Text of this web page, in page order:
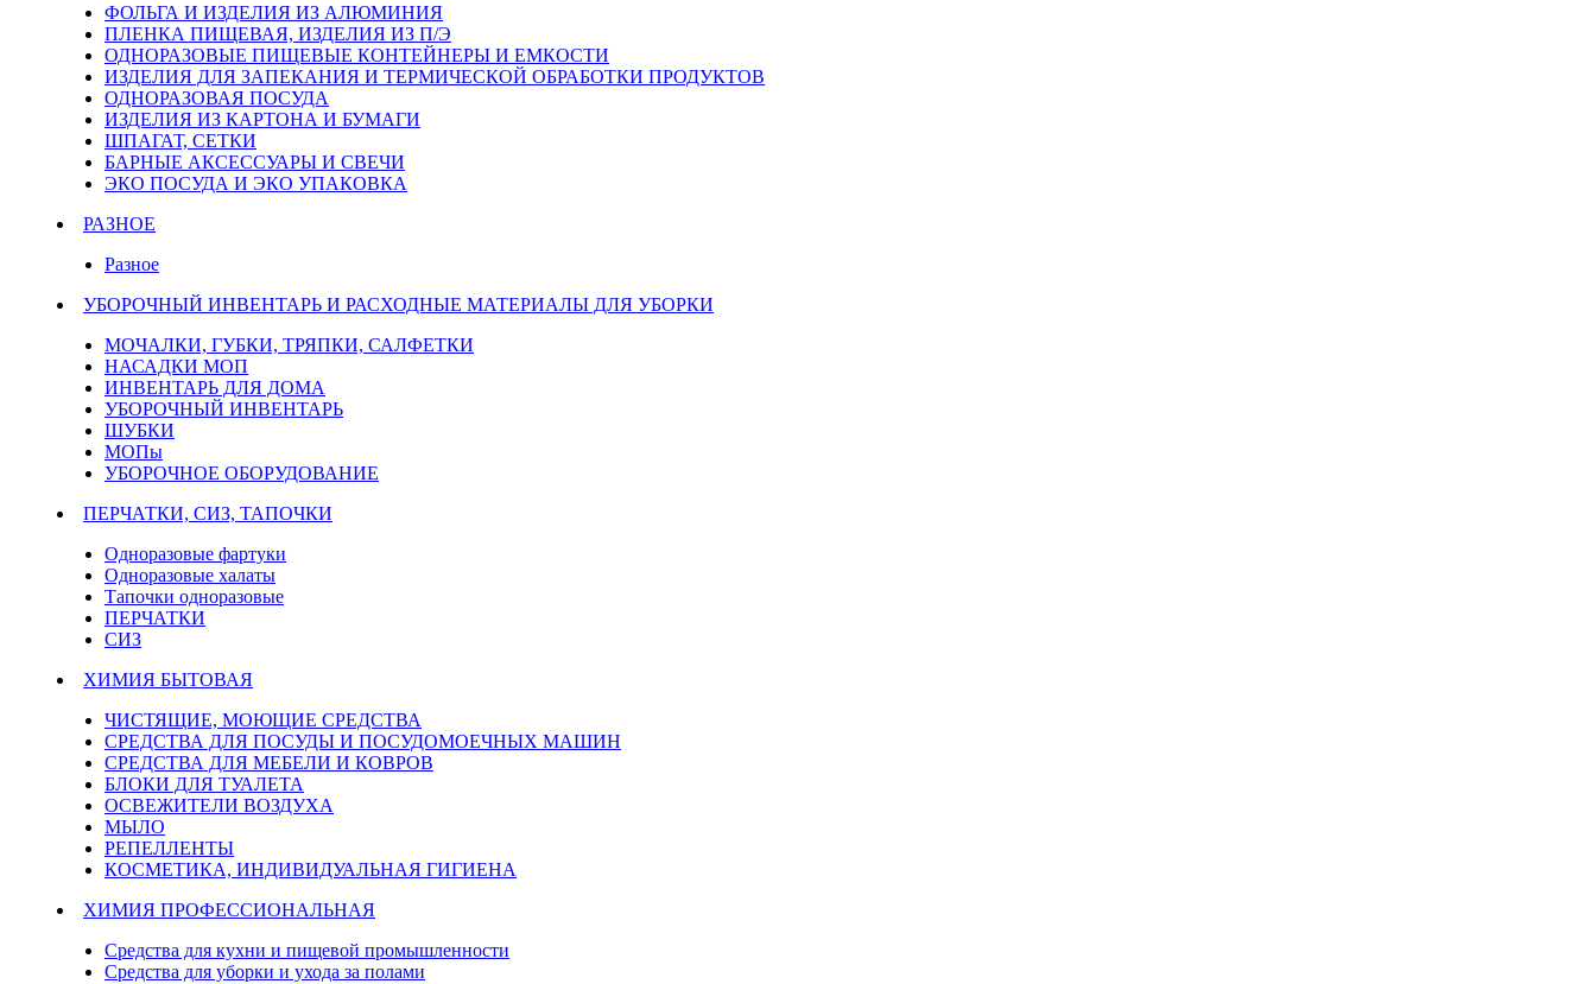
ФОЛЬГА И ИЗДЕЛИЯ ИЗ АЛЮМИНИЯ
ПЛЕНКА ПИЩЕВАЯ, ИЗДЕЛИЯ ИЗ П/Э
ОДНОРАЗОВЫЕ ПИЩЕВЫЕ КОНТЕЙНЕРЫ И ЕМКОСТИ
ИЗДЕЛИЯ ДЛЯ ЗАПЕКАНИЯ И ТЕРМИЧЕСКОЙ ОБРАБОТКИ ПРОДУКТОВ
ОДНОРАЗОВАЯ ПОСУДА
ИЗДЕЛИЯ ИЗ КАРТОНА И БУМАГИ
ШПАГАТ, СЕТКИ
БАРНЫЕ АКСЕССУАРЫ И СВЕЧИ
ЭКО ПОСУДА И ЭКО УПАКОВКА
РАЗНОЕ
Разное
УБОРОЧНЫЙ ИНВЕНТАРЬ И РАСХОДНЫЕ МАТЕРИАЛЫ ДЛЯ УБОРКИ
МОЧАЛКИ, ГУБКИ, ТРЯПКИ, САЛФЕТКИ
НАСАДКИ МОП
ИНВЕНТАРЬ ДЛЯ ДОМА
УБОРОЧНЫЙ ИНВЕНТАРЬ
ШУБКИ
МОПы
УБОРОЧНОЕ ОБОРУДОВАНИЕ
ПЕРЧАТКИ, СИЗ, ТАПОЧКИ
Одноразовые фартуки
Одноразовые халаты
Тапочки одноразовые
ПЕРЧАТКИ
СИЗ
ХИМИЯ БЫТОВАЯ
ЧИСТЯЩИЕ, МОЮЩИЕ СРЕДСТВА
СРЕДСТВА ДЛЯ ПОСУДЫ И ПОСУДОМОЕЧНЫХ МАШИН
СРЕДСТВА ДЛЯ МЕБЕЛИ И КОВРОВ
БЛОКИ ДЛЯ ТУАЛЕТА
ОСВЕЖИТЕЛИ ВОЗДУХА
МЫЛО
РЕПЕЛЛЕНТЫ
КОСМЕТИКА, ИНДИВИДУАЛЬНАЯ ГИГИЕНА
ХИМИЯ ПРОФЕССИОНАЛЬНАЯ
Средства для кухни и пищевой промышленности
Средства для уборки и ухода за полами